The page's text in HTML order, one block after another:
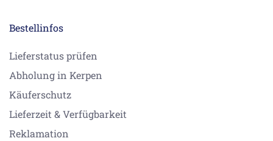
Bestellinfos
Lieferstatus prüfen
Abholung in Kerpen
Käuferschutz
Lieferzeit & Verfügbarkeit
Reklamation